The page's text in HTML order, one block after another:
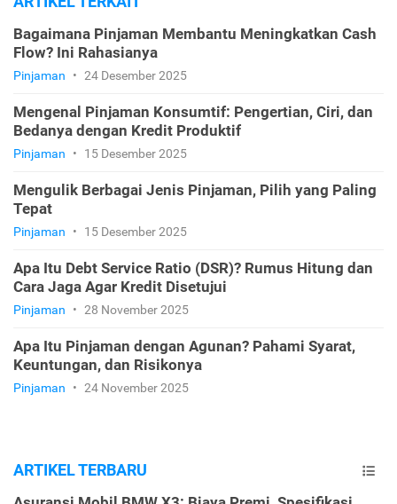
Bagaimana Pinjaman Membantu Meningkatkan Cash
Flow? Ini Rahasianya
Pinjaman • 24 Desember 2025
Mengenal Pinjaman Konsumtif: Pengertian, Ciri, dan
Bedanya dengan Kredit Produktif
Pinjaman • 15 Desember 2025
Mengulik Berbagai Jenis Pinjaman, Pilih yang Paling
Tepat
Pinjaman • 15 Desember 2025
Apa Itu Debt Service Ratio (DSR)? Rumus Hitung dan
Cara Jaga Agar Kredit Disetujui
Pinjaman • 28 November 2025
Apa Itu Pinjaman dengan Agunan? Pahami Syarat,
Keuntungan, dan Risikonya
Pinjaman • 24 November 2025
ARTIKEL TERBARU